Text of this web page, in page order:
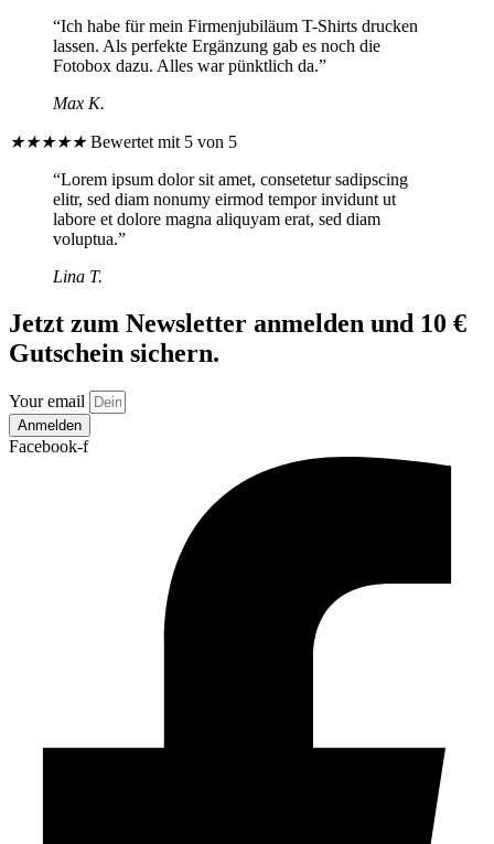
“Ich habe für mein Firmenjubiläum T-Shirts drucken
lassen. Als perfekte Ergänzung gab es noch die
Fotobox dazu. Alles war pünktlich da.”
Max K.
★★★★★ Bewertet mit 5 von 5
“Lorem ipsum dolor sit amet, consetetur sadipscing
elitr, sed diam nonumy eirmod tempor invidunt ut
labore et dolore magna aliquyam erat, sed diam
voluptua.”
Lina T.
Jetzt zum Newsletter anmelden und 10 €
Gutschein sichern.
Your email
Anmelden
Facebook-f